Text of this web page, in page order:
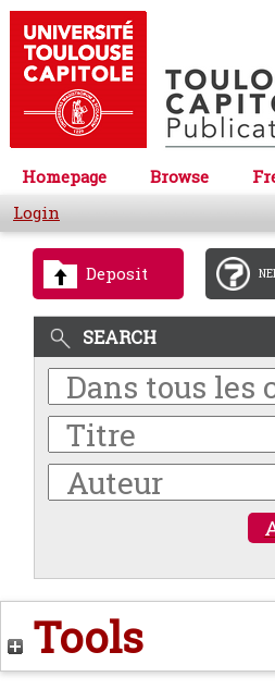
Homepage Browse
Login
Deposit
SEARCH
Tools